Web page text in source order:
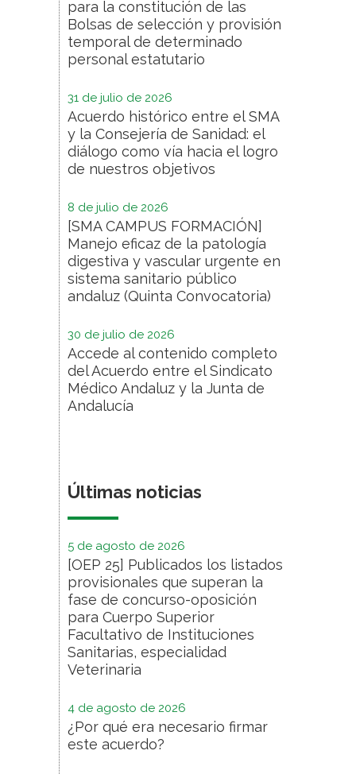
para la constitución de las
Bolsas de selección y provisión
temporal de determinado
personal estatutario
31 de julio de 2026
Acuerdo histórico entre el SMA
y la Consejería de Sanidad: el
diálogo como vía hacia el logro
de nuestros objetivos
8 de julio de 2026
[SMA CAMPUS FORMACIÓN]
Manejo eficaz de la patología
digestiva y vascular urgente en
sistema sanitario público
andaluz (Quinta Convocatoria)
30 de julio de 2026
Accede al contenido completo
del Acuerdo entre el Sindicato
Médico Andaluz y la Junta de
Andalucía
Últimas noticias
5 de agosto de 2026
[OEP 25] Publicados los listados
provisionales que superan la
fase de concurso-oposición
para Cuerpo Superior
Facultativo de Instituciones
Sanitarias, especialidad
Veterinaria
4 de agosto de 2026
¿Por qué era necesario firmar
este acuerdo?